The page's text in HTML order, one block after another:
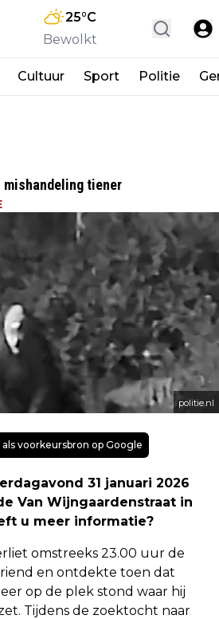
25°C
Bewolkt
Cultuur Sport Politie
mishandeling tiener
politie.nl
voorkeursbron op Google
31 januari 2026
Van Wijngaardenstraat in
u meer informatie?
omstreeks 23.00 uur de
en ontdekte toen dat
op de plek stond waar hij
Tijdens de zoektocht naar